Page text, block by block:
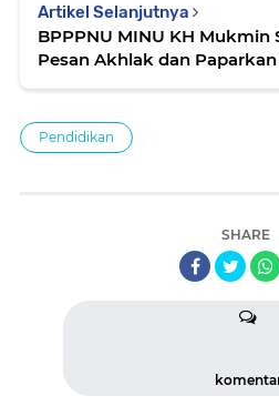
Artikel Selanjutnya
BPPPNU MINU KH Mukmin
Pesan Akhlak dan
Pendidikan
SHARE